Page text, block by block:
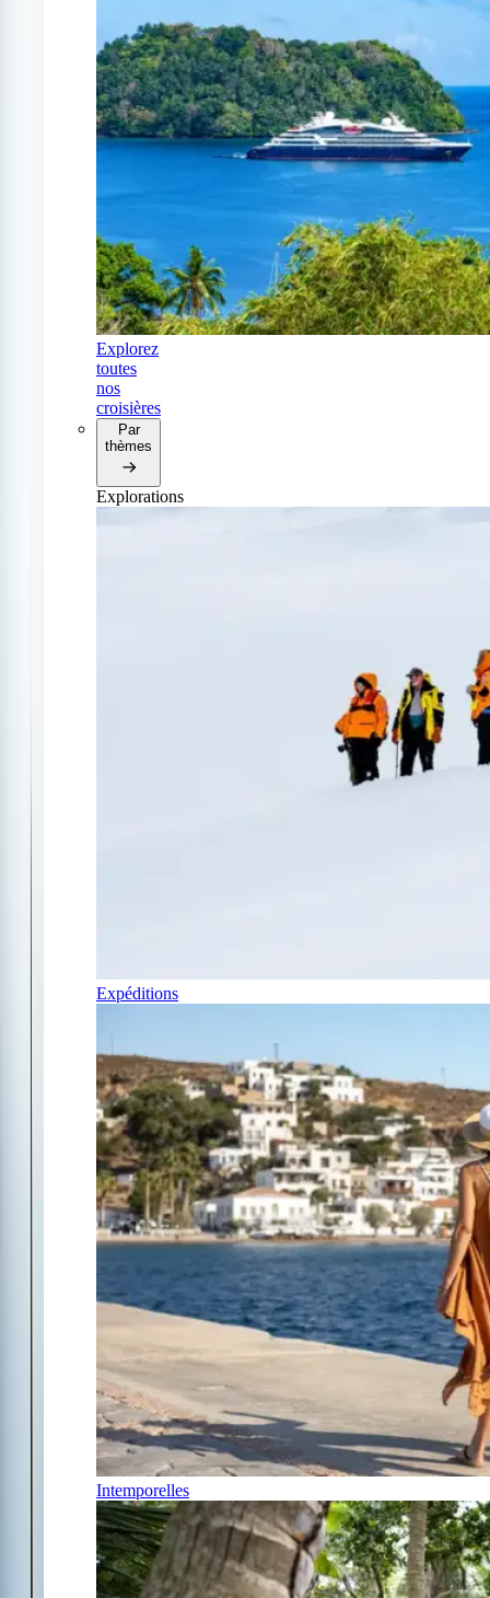
Explorez
toutes
nos
croisières
Par
thèmes
Explorations
Expéditions
Intemporelles